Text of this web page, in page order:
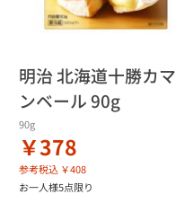
明治 北海道十勝カマ
ンベール 90g
90g
￥378
参考税込 ￥408
お一人様5点限り